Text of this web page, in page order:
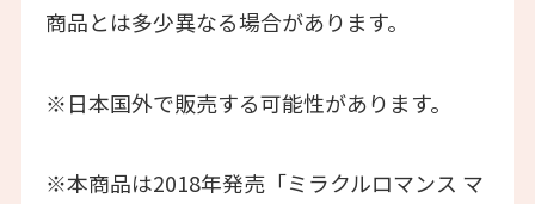
商品とは多少異なる場合があります。
※日本国外で販売する可能性があります。
※本商品は2018年発売「ミラクルロマンス マ